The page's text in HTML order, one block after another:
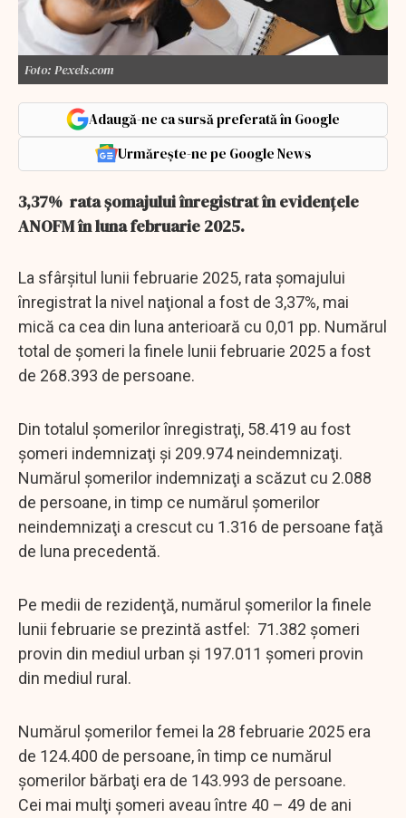
Foto: Pexels.com
Adaugă-ne ca sursă preferată în Google
Urmărește-ne pe Google News
3,37% rata şomajului înregistrat în evidenţele
ANOFM în luna februarie 2025.
La sfârşitul lunii februarie 2025, rata şomajului
înregistrat la nivel naţional a fost de 3,37%, mai
mică ca cea din luna anterioară cu 0,01 pp. Numărul
total de şomeri la finele lunii februarie 2025 a fost
de 268.393 de persoane.
Din totalul şomerilor înregistraţi, 58.419 au fost
şomeri indemnizaţi şi 209.974 neindemnizaţi.
Numărul şomerilor indemnizaţi a scăzut cu 2.088
de persoane, in timp ce numărul şomerilor
neindemnizaţi a crescut cu 1.316 de persoane faţă
de luna precedentă.
Pe medii de rezidenţă, numărul şomerilor la finele
lunii februarie se prezintă astfel: 71.382 şomeri
provin din mediul urban şi 197.011 şomeri provin
din mediul rural.
Numărul şomerilor femei la 28 februarie 2025 era
de 124.400 de persoane, în timp ce numărul
şomerilor bărbaţi era de 143.993 de persoane.
Cei mai mulţi şomeri aveau între 40 – 49 de ani